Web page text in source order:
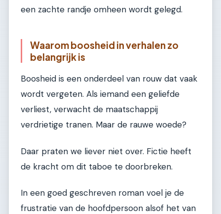
een zachte randje omheen wordt gelegd.
Waarom boosheid in verhalen zo
belangrijk is
Boosheid is een onderdeel van rouw dat vaak
wordt vergeten. Als iemand een geliefde
verliest, verwacht de maatschappij
verdrietige tranen. Maar de rauwe woede?
Daar praten we liever niet over. Fictie heeft
de kracht om dit taboe te doorbreken.
In een goed geschreven roman voel je de
frustratie van de hoofdpersoon alsof het van